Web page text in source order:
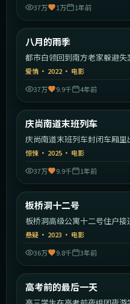
37万
1万 1年前
热门
八月的雨季
都市白领回到南方老家躲避
愈彼此。
爱情 · 2022· 电影
37万
9.9千 4年前
热门
庆尚南道末班列车
庆尚南道末班列车封闭车厢
塌。
惊悚 · 2025 · 电影
37万
9.9千 1年前
热门
板桥洞十二号
板桥洞高级公寓十二号住户
藏着秘密。
悬疑 · 2023 · 电影
36万
9.8千 3年前
热门
高考前的最后一天